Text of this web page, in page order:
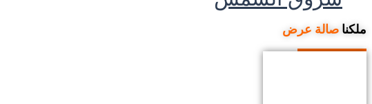
ملكنا صالة عرض